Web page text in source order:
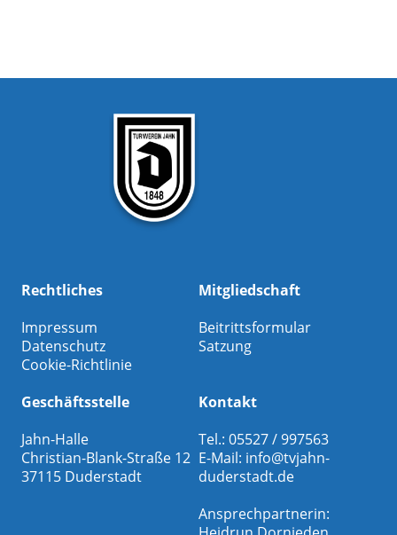
Rechtliches
Impressum
Datenschutz
Cookie-Richtlinie
Mitgliedschaft
Beitrittsformular
Satzung
Geschäftsstelle
Jahn-Halle
Christian-Blank-Straße 12
37115 Duderstadt
Kontakt
Tel.: 05527 / 997563
E-Mail: info@tvjahn-
duderstadt.de
Ansprechpartnerin: